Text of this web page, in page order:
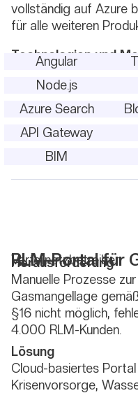
vollständig auf Azure
für alle weiteren
Technologien und
Angular
Node.js
Azure Search
API Gateway
BIM
RLM-Portal für
Verteilnetzbetreiber
Herausforderung
Manuelle Prozesse
Gasmangellage
§16 nicht möglich,
4.000 RLM-Kunden.
Lösung
Cloud-basiertes
Krisenvorsorge,